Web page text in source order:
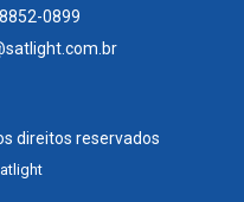
0899
direitos reservados